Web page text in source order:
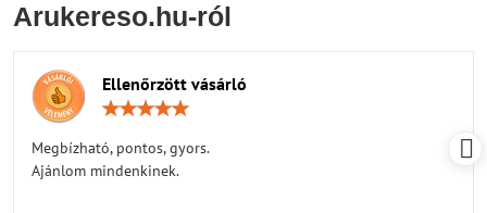
Arukereso.hu-ról
Ellenőrzött vásárló
Megbízható, pontos, gyors.
Ajánlom mindenkinek.